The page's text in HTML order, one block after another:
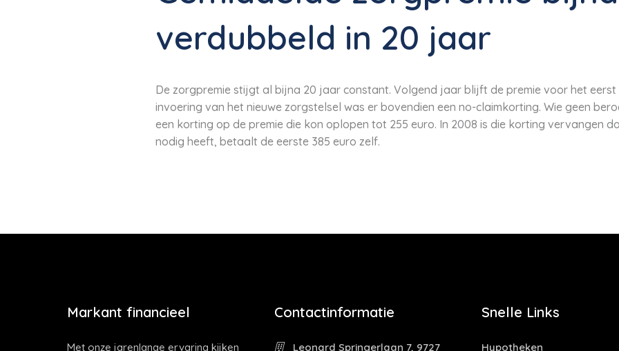
verdubbeld in 20 jaar
De zorgpremie stijgt al bijna 20 jaar constant. Volgend jaar blijft de premie voor het
invoering van het nieuwe zorgstelsel was er bovendien een no-claimkorting. Wie geen
een korting op de premie die kon oplopen tot 255 euro. In 2008 is die korting vervangen
nodig heeft, betaalt de eerste 385 euro zelf.
Markant financieel
Met onze jarenlange ervaring kijken
Contactinformatie
Leonard Springerlaan 7, 9727
Snelle Links
Hypotheken